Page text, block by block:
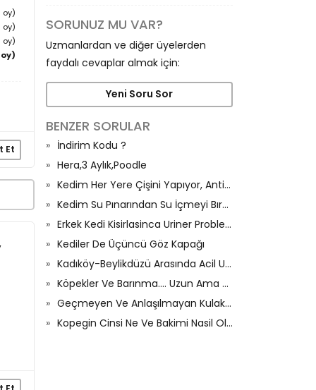
oy)
oy)
oy)
(13 oy)
Et
SORUNUZ MU VAR?
Uzmanlardan ve diğer üyelerden
faydalı cevaplar almak için:
Yeni Soru Sor
BENZER SORULAR
İndirim Kodu ?
Hera,3 Aylık,Poodle
Kedim Her Yere Çişini Yapıyor, Antisepresan Kullanmalı Mıyız?
Kedim Su Pınarından Su İçmeyi Bıraktı?
Erkek Kedi Kisirlasinca Uriner Problemi Artarmi
Kediler De Üçüncü Göz Kapağı
Kadıköy-Beylikdüzü Arasında Acil Ulaşım Desteğine İhtiyacım Var Köpek Transferi İçin.
Köpekler Ve Barınma.... Uzun Ama Önemli Lütfen Yardım.
Geçmeyen Ve Anlaşılmayan Kulak Kiri.
Kopegin Cinsi Ne Ve Bakimi Nasil Olmali ?